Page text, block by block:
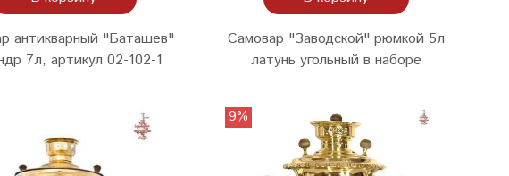
антикварный "Баташев"
7л, артикул 02-102-1
Самовар "Заводской" рюмкой 5л
латунь угольный в наборе
9%